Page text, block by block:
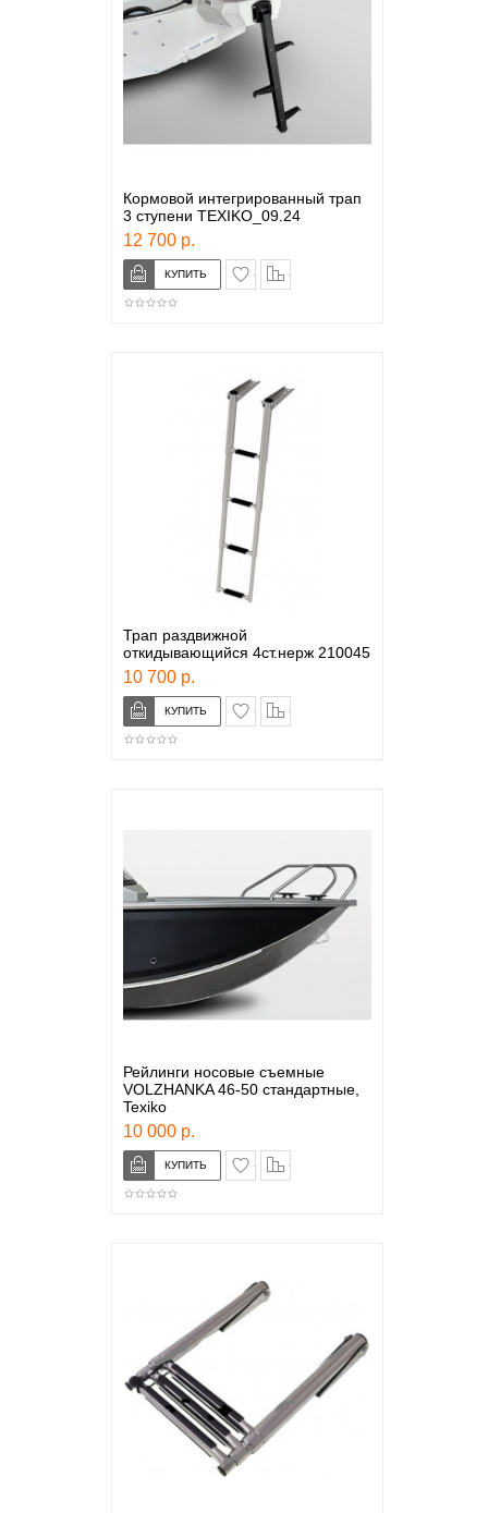
Кормовой интегрированный трап
3 ступени TEXIKO_09.24
12 700 р.
в закладки
Трап раздвижной
откидывающийся 4ст.нерж 210045
10 700 р.
в закладки
Рейлинги носовые съемные
VOLZHANKA 46-50 стандартные,
Texiko
10 000 р.
в закладки